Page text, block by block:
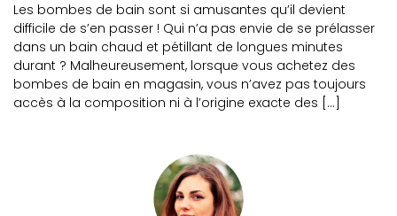
Les bombes de bain sont si amusantes qu’il devient
difficile de s’en passer ! Qui n’a pas envie de se prélasser
dans un bain chaud et pétillant de longues minutes
durant ? Malheureusement, lorsque vous achetez des
bombes de bain en magasin, vous n’avez pas toujours
accès à la composition ni à l’origine exacte des […]